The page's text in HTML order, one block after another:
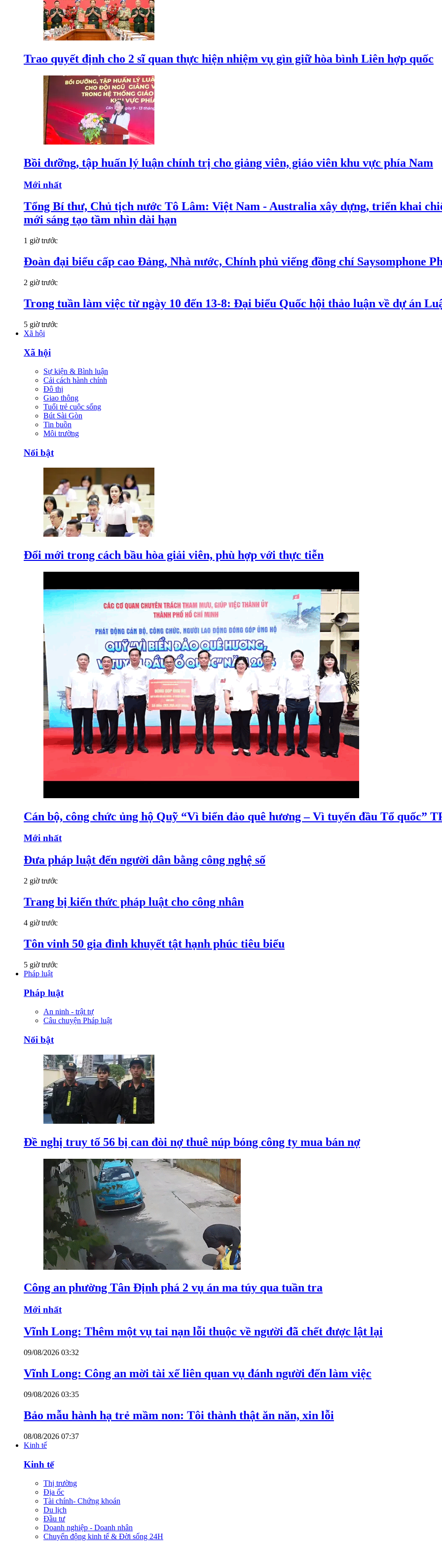
Trao quyết định cho 2 sĩ quan thực hiện nhiệm vụ gìn giữ hòa bình Liên hợp quốc
Bồi dưỡng, tập huấn lý luận chính trị cho giảng viên, giáo viên khu vực phía Nam
Mới nhất
Tổng Bí thư, Chủ tịch nước Tô Lâm: Việt Nam - Australia xây dựng, triển khai
mới sáng tạo tầm nhìn dài hạn
1 giờ trước
Đoàn đại biểu cấp cao Đảng, Nhà nước, Chính phủ viếng đồng chí Saysomphone
2 giờ trước
Trong tuần làm việc từ ngày 10 đến 13-8: Đại biểu Quốc hội thảo luận về dự án
5 giờ trước
Xã hội
Xã hội
Sự kiện & Bình luận
Cải cách hành chính
Đô thị
Giao thông
Tuổi trẻ cuộc sống
Bút Sài Gòn
Tin buồn
Môi trường
Nổi bật
Đổi mới trong cách bầu hòa giải viên, phù hợp với thực tiễn
Cán bộ, công chức ủng hộ Quỹ “Vì biển đảo quê hương – Vì tuyến đầu Tổ quốc”
Mới nhất
Đưa pháp luật đến người dân bằng công nghệ số
2 giờ trước
Trang bị kiến thức pháp luật cho công nhân
4 giờ trước
Tôn vinh 50 gia đình khuyết tật hạnh phúc tiêu biểu
5 giờ trước
Pháp luật
Pháp luật
An ninh - trật tự
Câu chuyện Pháp luật
Nổi bật
Đề nghị truy tố 56 bị can đòi nợ thuê núp bóng công ty mua bán nợ
Công an phường Tân Định phá 2 vụ án ma túy qua tuần tra
Mới nhất
Vĩnh Long: Thêm một vụ tai nạn lỗi thuộc về người đã chết được lật lại
09/08/2026 03:32
Vĩnh Long: Công an mời tài xế liên quan vụ đánh người đến làm việc
09/08/2026 03:35
Bảo mẫu hành hạ trẻ mầm non: Tôi thành thật ăn năn, xin lỗi
08/08/2026 07:37
Kinh tế
Kinh tế
Thị trường
Địa ốc
Tài chính- Chứng khoán
Du lịch
Đầu tư
Doanh nghiệp - Doanh nhân
Chuyển động kinh tế & Đời sống 24H